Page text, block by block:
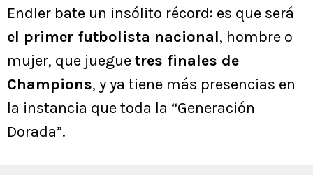
Endler bate un insólito récord: es que será
el primer futbolista nacional, hombre o
mujer, que jueguetres finales de
Champions, y ya tiene más presencias en
la instancia que toda la “Generación
Dorada”.